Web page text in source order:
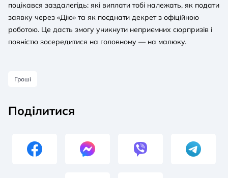
поцікався заздалегідь: які виплати тобі належать, як подати
заявку через «Дію» та як поєднати декрет з офіційною
роботою. Це дасть змогу уникнути неприємних сюрпризів і
повністю зосередитися на головному — на малюку.
Гроші
Поділитися